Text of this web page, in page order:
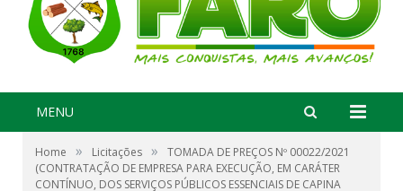
MENU
Home » Licitações »
TOMADA DE PREÇOS Nº 00022/2021
(CONTRATAÇÃO DE EMPRESA PARA EXECUÇÃO, EM CARÁTER
CONTÍNUO, DOS SERVIÇOS PÚBLICOS ESSENCIAIS DE CAPINA